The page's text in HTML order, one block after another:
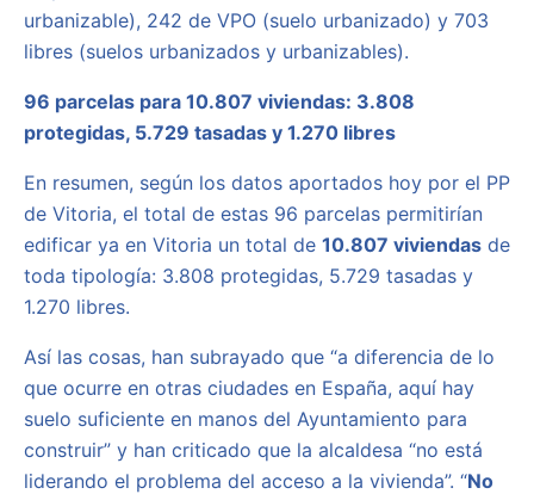
urbanizable), 242 de VPO (suelo urbanizado) y 703
libres (suelos urbanizados y urbanizables).
96 parcelas para 10.807 viviendas: 3.808
protegidas, 5.729 tasadas y 1.270 libres
En resumen, según los datos aportados hoy por el PP
de Vitoria, el total de estas 96 parcelas permitirían
edificar ya en Vitoria un total de 10.807 viviendas de
toda tipología: 3.808 protegidas, 5.729 tasadas y
1.270 libres.
Así las cosas, han subrayado que “a diferencia de lo
que ocurre en otras ciudades en España, aquí hay
suelo suficiente en manos del Ayuntamiento para
construir” y han criticado que la alcaldesa “no está
liderando el problema del acceso a la vivienda”. “No